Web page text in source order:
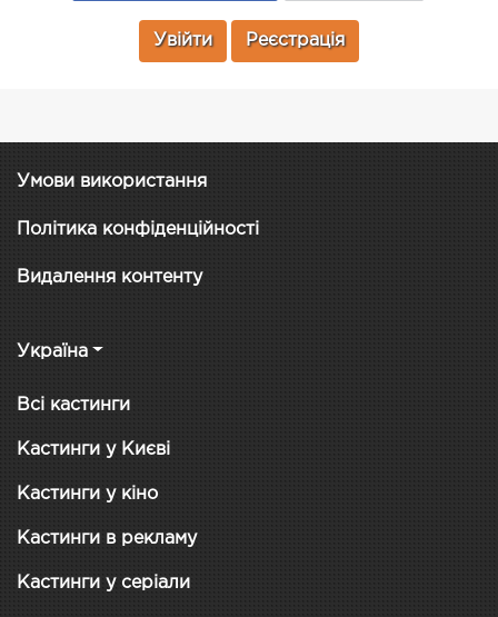
Увійти Реєстрація
Умови використання
Політика конфіденційності
Видалення контенту
Україна
Всі кастинги
Кастинги у Києві
Кастинги у кіно
Кастинги в рекламу
Кастинги у серіали